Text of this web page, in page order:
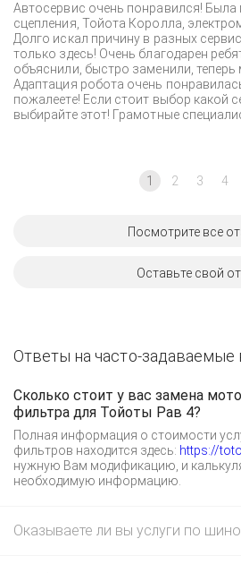
Автосервис очень понравился!
сцепления, Тойота Королла,
Долго искал причину в разных
только здесь! Очень благодарен
объяснили, быстро заменили, теперь
Адаптация робота очень
пожалеете! Если стоит выбор какой
выбирайте этот! Грамотные
1 2 3 4
Посмотрите все
Оставьте свой
Ответы на часто-задаваемые
Сколько стоит у вас замена
фильтра для Тойоты Рав 4?
Полная информация о стоимости
фильтров находится здесь: https://
нужную Вам модификацию, и
необходимую информацию.
Оказываете ли вы услуги по